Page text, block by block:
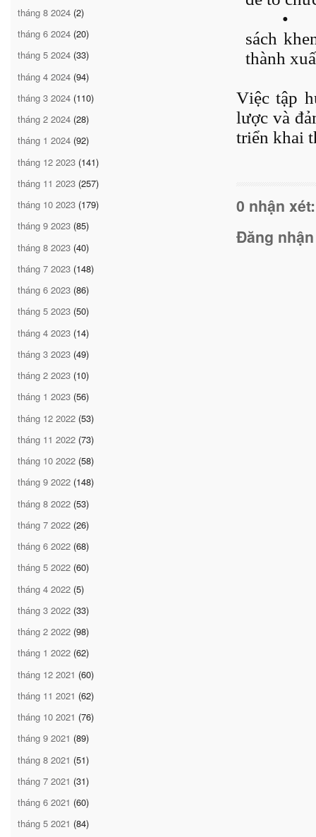
tháng 8 2024 (2)
tháng 6 2024 (20)
tháng 5 2024 (33)
tháng 4 2024 (94)
tháng 3 2024 (110)
tháng 2 2024 (28)
tháng 1 2024 (92)
tháng 12 2023 (141)
tháng 11 2023 (257)
tháng 10 2023 (179)
tháng 9 2023 (85)
tháng 8 2023 (40)
tháng 7 2023 (148)
tháng 6 2023 (86)
tháng 5 2023 (50)
tháng 4 2023 (14)
tháng 3 2023 (49)
tháng 2 2023 (10)
tháng 1 2023 (56)
tháng 12 2022 (53)
tháng 11 2022 (73)
tháng 10 2022 (58)
tháng 9 2022 (148)
tháng 8 2022 (53)
tháng 7 2022 (26)
tháng 6 2022 (68)
tháng 5 2022 (60)
tháng 4 2022 (5)
tháng 3 2022 (33)
tháng 2 2022 (98)
tháng 1 2022 (62)
tháng 12 2021 (60)
tháng 11 2021 (62)
tháng 10 2021 (76)
tháng 9 2021 (89)
tháng 8 2021 (51)
tháng 7 2021 (31)
tháng 6 2021 (60)
tháng 5 2021 (84)
•
sách
thành
Việc tập
lược và
triển khai
0 nhận xét:
Đăng